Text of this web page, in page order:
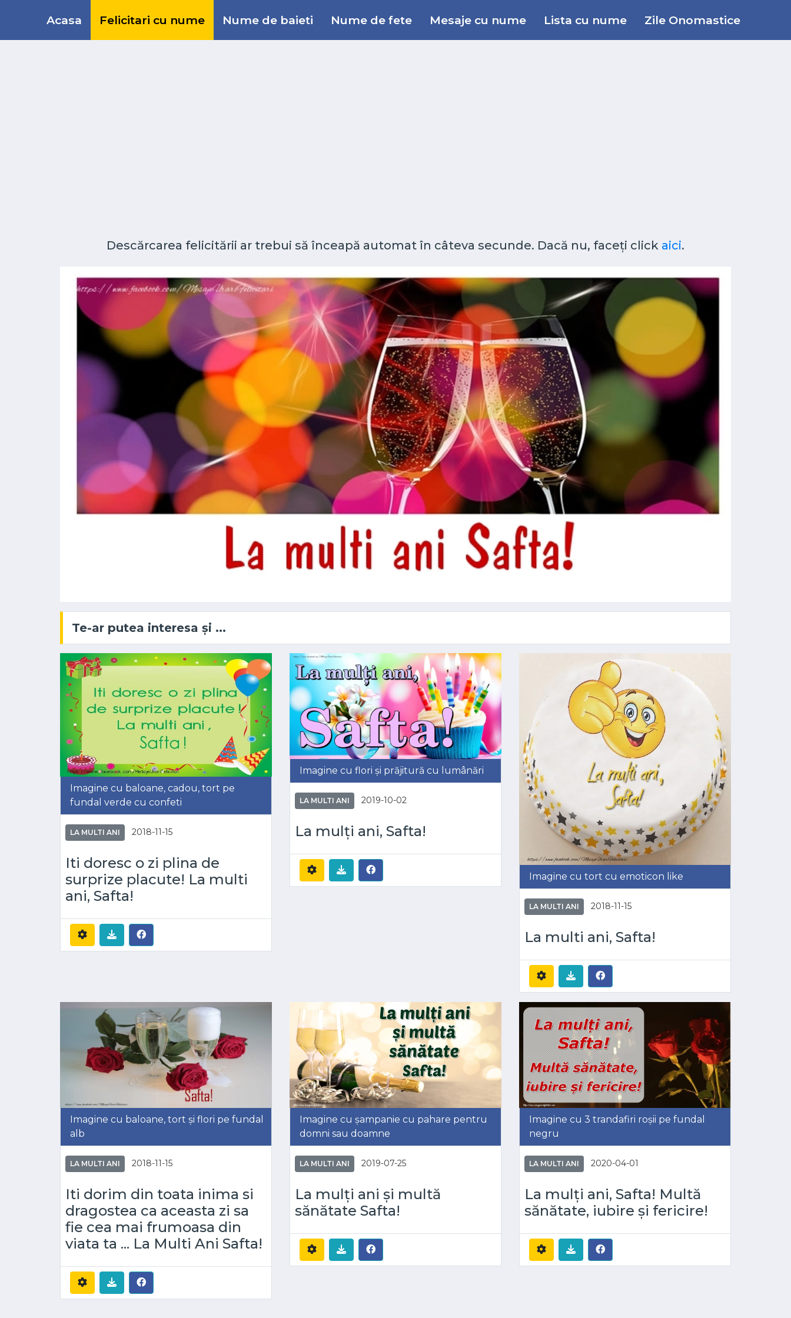
Acasa Felicitari cu nume Nume de baieti Nume de fete Mesaje cu nume Lista cu nume Zile Onomastice
Descărcarea felicitării ar trebui să înceapă automat în câteva secunde. Dacă nu, faceți click aici.
Te-ar putea interesa și ...
Imagine cu baloane, cadou, tort pe
fundal verde cu confeti
LA MULTI ANI 2018-11-15
Iti doresc o zi plina de
surprize placute! La multi
ani, Safta!
Imagine cu flori și prăjitură cu lumânări
LA MULTI ANI 2019-10-02
La mulți ani, Safta!
Imagine cu tort cu emoticon like
LA MULTI ANI 2018-11-15
La multi ani, Safta!
Imagine cu baloane, tort și flori pe fundal
alb
LA MULTI ANI 2018-11-15
Iti dorim din toata inima si
dragostea ca aceasta zi sa
fie cea mai frumoasa din
viata ta ... La Multi Ani Safta!
Imagine cu șampanie cu pahare pentru
domni sau doamne
LA MULTI ANI 2019-07-25
La mulți ani și multă
sănătate Safta!
Imagine cu 3 trandafiri roșii pe fundal
negru
LA MULTI ANI 2020-04-01
La mulți ani, Safta! Multă
sănătate, iubire și fericire!